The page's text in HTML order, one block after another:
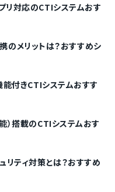
リ対応のCTIシステムおす
メリットは？おすすめシ
能付きCTIシステムおすす
）搭載のCTIシステムおす
リティ対策とは？おすすめ